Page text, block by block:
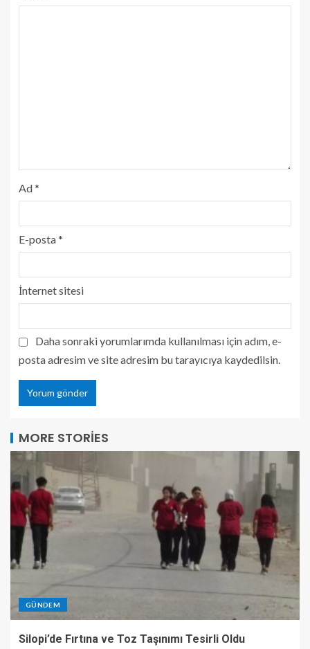
Ad*
E-posta*
İnternet sitesi
Daha sonraki yorumlarımda kullanılması için adım, e-
posta adresim ve site adresim bu tarayıcıya kaydedilsin.
MORE STORIES
GÜNDEM
Silopi’de Fırtına ve Toz Taşınımı Tesirli Oldu